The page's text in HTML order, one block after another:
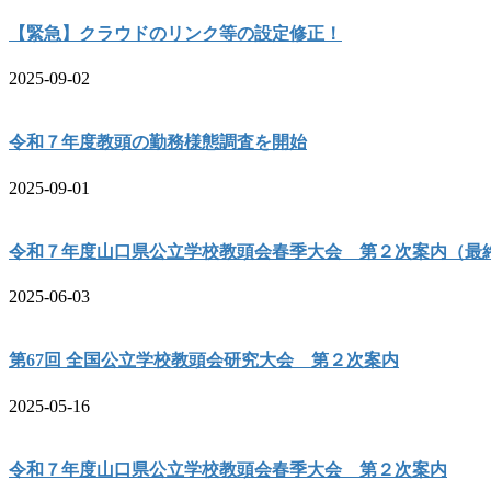
【緊急】クラウドのリンク等の設定修正！
2025-09-02
令和７年度教頭の勤務様態調査を開始
2025-09-01
令和７年度山口県公立学校教頭会春季大会 第２次案内（最
2025-06-03
第67回 全国公立学校教頭会研究大会 第２次案内
2025-05-16
令和７年度山口県公立学校教頭会春季大会 第２次案内